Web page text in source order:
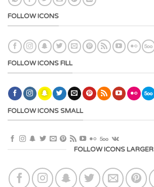
FOLLOW ICONS
FOLLOW ICONS FILL
FOLLOW ICONS SMALL
FOLLOW ICONS LARGER